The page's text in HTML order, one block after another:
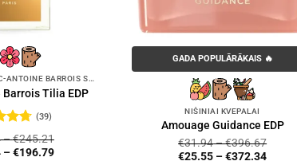
UNIVERSĀLĀS MARC-ANTOINE BARROIS SMARŽAS
Tilia EDP
no
(39)
–€245.21
–€196.79
GADA POPULĀRĀKAIS 🔥
NIŠINIAI KVEPALAI
Amouage Guidance EDP
€31.94–€396.67
€25.55 –€372.34